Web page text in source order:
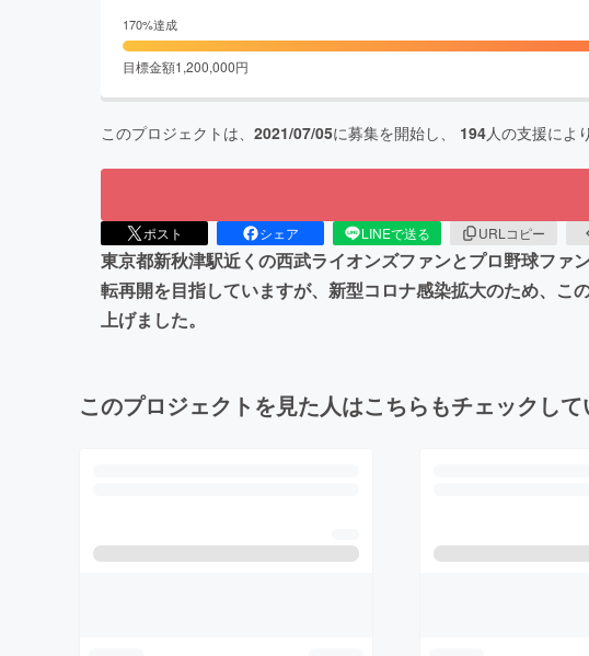
170%達成
目標金額1,200,000円
このプロジェクトは、 2021/07/05に募集を開始し、 194人の支援により
ポスト シェア LINEで送る URLコピー
東京都新秋津駅近くの西武ライオンズファンとプロ野球フ
転再開を目指していますが、新型コロナ感染拡大のため、
上げました。
このプロジェクトを見た人はこちらもチェックし